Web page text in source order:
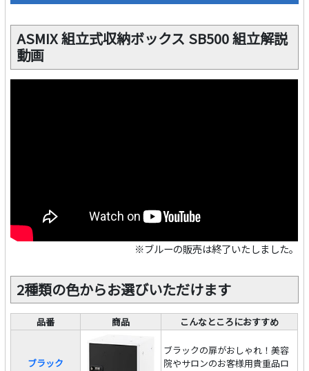
ASMIX 組立式収納ボックス SB500 組立解説
動画
※ブルーの販売は終了いたしました。
2種類の色からお選びいただけます
品番 商品 こんなところにおすすめ
ブラック
ブラックの扉がおしゃれ！美容
院やサロンのお客様用貴重品ロ